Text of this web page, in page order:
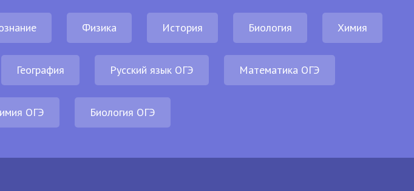
Физика История Биология Химия
География Русский язык ОГЭ Математика ОГЭ
ОГЭ Биология ОГЭ